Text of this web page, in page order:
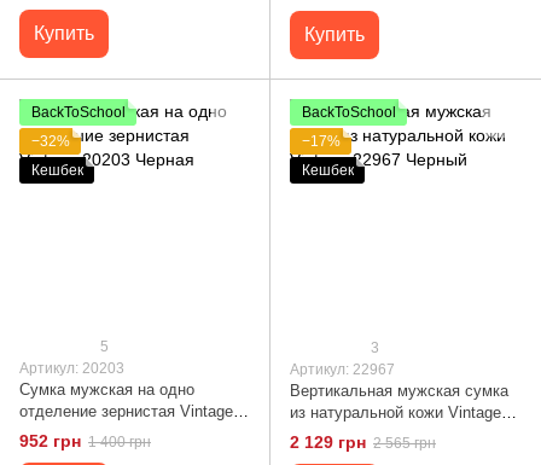
Купить Купить
BackToSchool
−32%
Кешбек
5
Артикул: 20203
Сумка мужская на одно
отделение зернистая Vintage
20203 Черная
952 грн 1 400 грн
BackToSchool
−17%
Кешбек
3
Артикул: 22967
Вертикальная мужская сумка
из натуральной кожи Vintage
22967 Черный
2 129 грн 2 565 грн